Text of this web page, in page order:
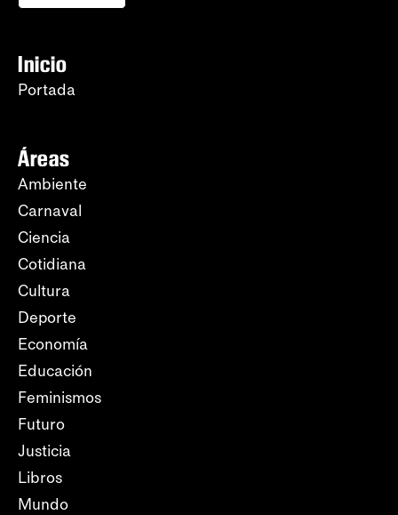
Inicio
Portada
Áreas
Ambiente
Carnaval
Ciencia
Cotidiana
Cultura
Deporte
Economía
Educación
Feminismos
Futuro
Justicia
Libros
Mundo